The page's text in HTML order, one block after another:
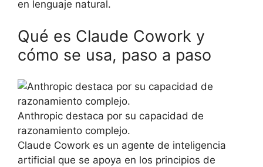
en lenguaje natural.
Qué es Claude Cowork y
cómo se usa, paso a paso
Anthropic destaca por su capacidad de
razonamiento complejo.
Claude Cowork es un agente de inteligencia
artificial que se apoya en los principios de